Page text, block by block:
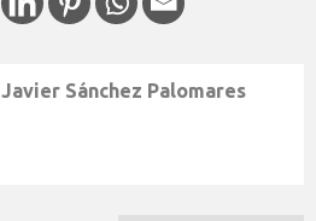
Sánchez Palomares